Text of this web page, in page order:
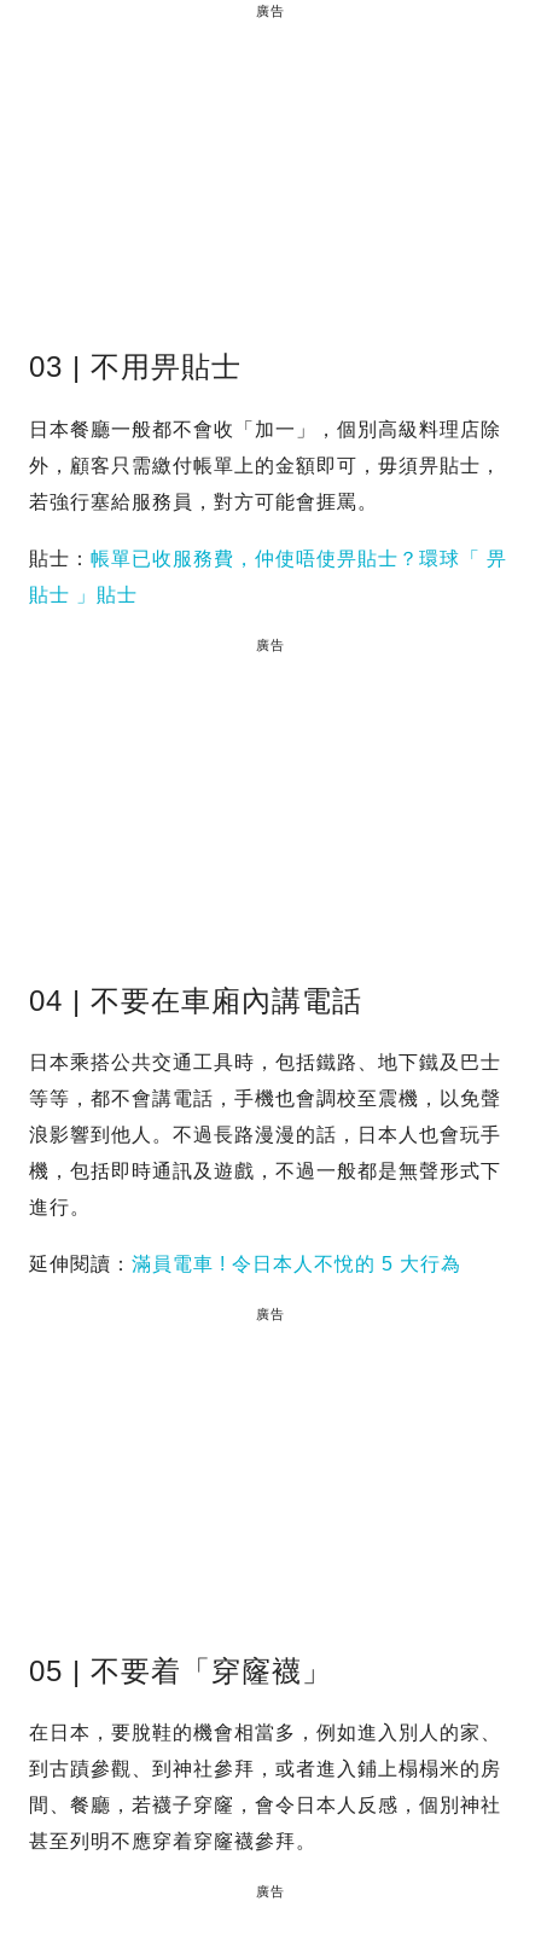
廣告
03 | 不用畀貼士
日本餐廳一般都不會收「加一」，個別高級料理店除
外，顧客只需繳付帳單上的金額即可，毋須畀貼士，
若強行塞給服務員，對方可能會捱罵。
貼士： 帳單已收服務費，仲使唔使畀貼士？環球「 畀
貼士 」貼士
廣告
04 | 不要在車廂內講電話
日本乘搭公共交通工具時，包括鐵路、地下鐵及巴士
等等，都不會講電話，手機也會調校至震機，以免聲
浪影響到他人。不過長路漫漫的話，日本人也會玩手
機，包括即時通訊及遊戲，不過一般都是無聲形式下
進行。
延伸閱讀： 滿員電車 ! 令日本人不悅的 5 大行為
廣告
05 | 不要着「穿窿襪」
在日本，要脫鞋的機會相當多，例如進入別人的家、
到古蹟參觀、到神社參拜，或者進入鋪上榻榻米的房
間、餐廳，若襪子穿窿，會令日本人反感，個別神社
甚至列明不應穿着穿窿襪參拜。
廣告